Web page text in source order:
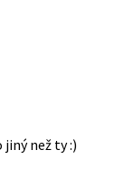
jiný než ty :)